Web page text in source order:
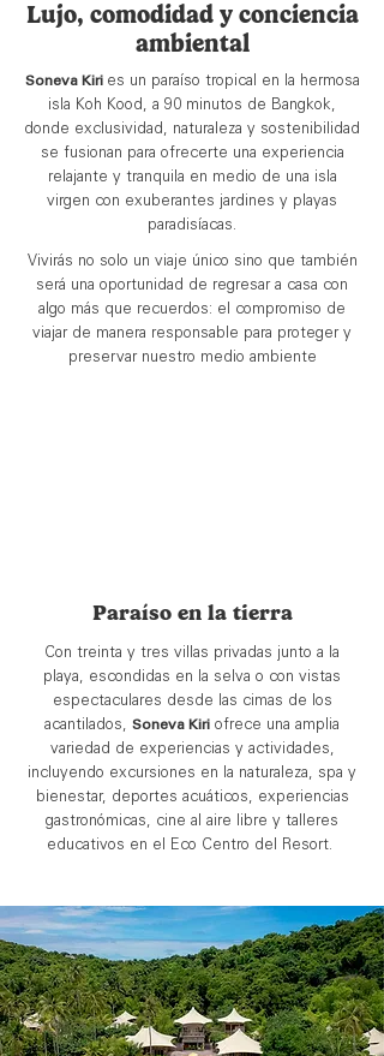
Lujo, comodidad y conciencia
ambiental
Soneva Kiri es un paraíso tropical en la hermosa
isla Koh Kood, a 90 minutos de Bangkok,
donde exclusividad, naturaleza y sostenibilidad
se fusionan para ofrecerte una experiencia
relajante y tranquila en medio de una isla
virgen con exuberantes jardines y playas
paradisíacas.
Vivirás no solo un viaje único sino que también
será una oportunidad de regresar a casa con
algo más que recuerdos: el compromiso de
viajar de manera responsable para proteger y
preservar nuestro medio ambiente
Paraíso en la tierra
Con treinta y tres villas privadas junto a la
playa, escondidas en la selva o con vistas
espectaculares desde las cimas de los
acantilados, Soneva Kiri ofrece una amplia
variedad de experiencias y actividades,
incluyendo excursiones en la naturaleza, spa y
bienestar, deportes acuáticos, experiencias
gastronómicas, cine al aire libre y talleres
educativos en el Eco Centro del Resort.